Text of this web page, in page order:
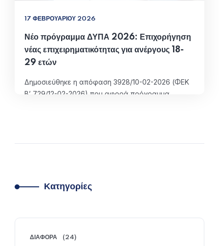
17 ΦΕΒΡΟΥΑΡΊΟΥ 2026
Νέο πρόγραμμα ΔΥΠΑ 2026: Επιχορήγηση
νέας επιχειρηματικότητας για ανέργους 18-
29 ετών
Δημοσιεύθηκε η απόφαση 3928/10-02-2026 (ΦΕΚ
Β’ 729/12-02-2026) που αφορά πρόγραμμα
ετών…Κατηγορίες
ΔΙΆΦΟΡΑ (24)